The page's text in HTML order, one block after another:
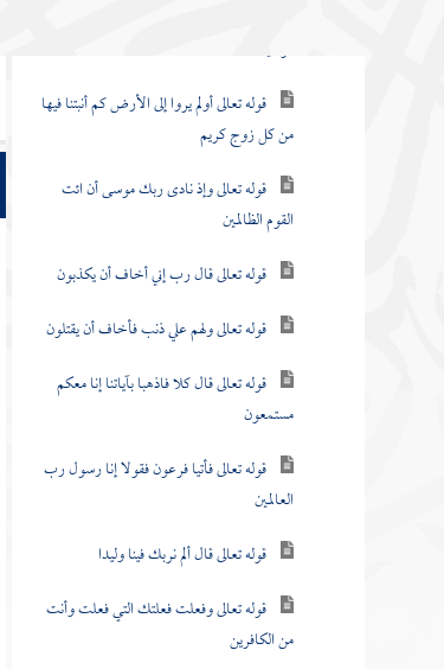
مؤمنين
قوله تعالى أولم يروا إلى الأرض كم أنبتنا فيها
من كل زوج كريم
قوله تعالى وإذ نادى ربك موسى أن ائت
القوم الظالمين
قوله تعالى قال رب إني أخاف أن يكذبون
قوله تعالى ولهم علي ذنب فأخاف أن يقتلون
قوله تعالى قال كلا فاذهبا بآياتنا إنا معكم
مستمعون
قوله تعالى فأتيا فرعون فقولا إنا رسول رب
العالمين
قوله تعالى قال ألم نربك فينا وليدا
قوله تعالى وفعلت فعلتك التي فعلت وأنت
من الكافرين